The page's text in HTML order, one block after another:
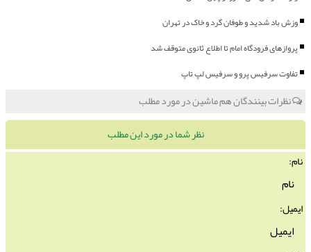
وزش باد شدید و طوفان گرد و خاک در تهران
پروازهای فرودگاه امام تا اطلاع ثانوی متوقف شد
تفاوت سرفیس پرو و سرفیس لپ تاپ
نظرات بینندگان هم ماشین در مورد مطلب
نظر شما در مورد این مطلب
نام:
ایمیل: